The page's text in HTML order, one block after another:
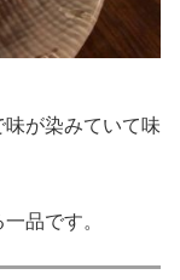
味が染みていて味
品です。